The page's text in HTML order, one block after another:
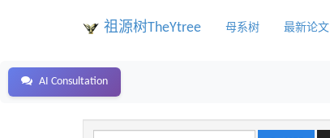
祖源树TheYtree 母系树 最新论文
AI Consultation